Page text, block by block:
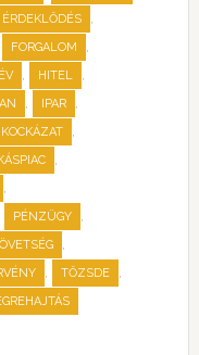
ÉRDEKLŐDÉS ,
FORGALOM ,
, HITEL ,
, IPAR ,
KOCKÁZAT ,
,
,
PÉNZÜGY ,
,
, TŐZSDE ,